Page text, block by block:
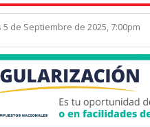
de Septiembre de 2025, 7:00pm